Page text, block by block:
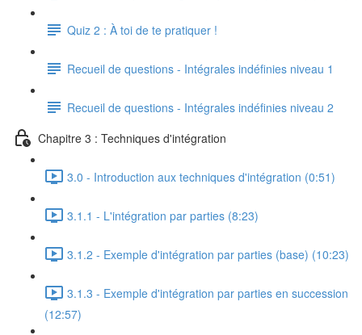
Quiz 2 : À toi de te pratiquer !
Recueil de questions - Intégrales indéfinies niveau 1
Recueil de questions - Intégrales indéfinies niveau 2
Chapitre 3 : Techniques d'intégration
3.0 - Introduction aux techniques d'intégration (0:51)
3.1.1 - L'intégration par parties (8:23)
3.1.2 - Exemple d'intégration par parties (base) (10:23)
3.1.3 - Exemple d'intégration par parties en succession
(12:57)